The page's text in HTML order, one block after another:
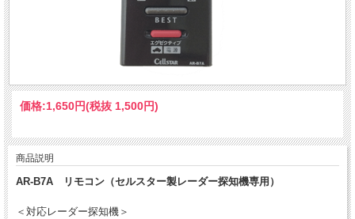
価格:1,650円(税抜 1,500円)
商品説明
AR-B7A リモコン（セルスター製レーダー探知機専用）
＜対応レーダー探知機＞